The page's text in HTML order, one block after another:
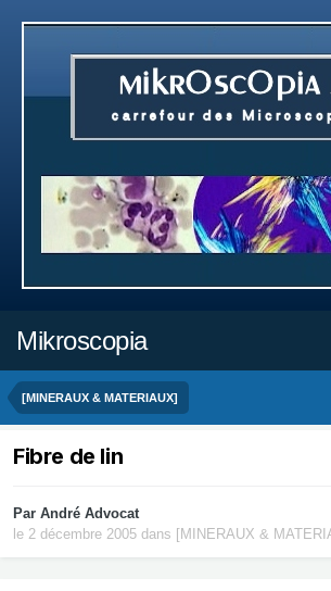
Mikroscopia
[MINERAUX & MATERIAUX]
Fibre de lin
Par André Advocat
le 2 décembre 2005 dans [MINERAUX &